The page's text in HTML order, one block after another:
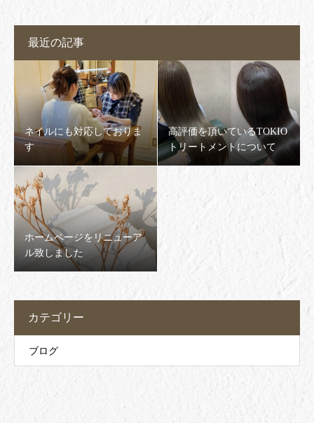
最近の記事
ネイルにも対応しておりま
す
高評価を頂いているTOKIO
トリートメントについて
ホームページをリニューア
ル致しました
カテゴリー
ブログ